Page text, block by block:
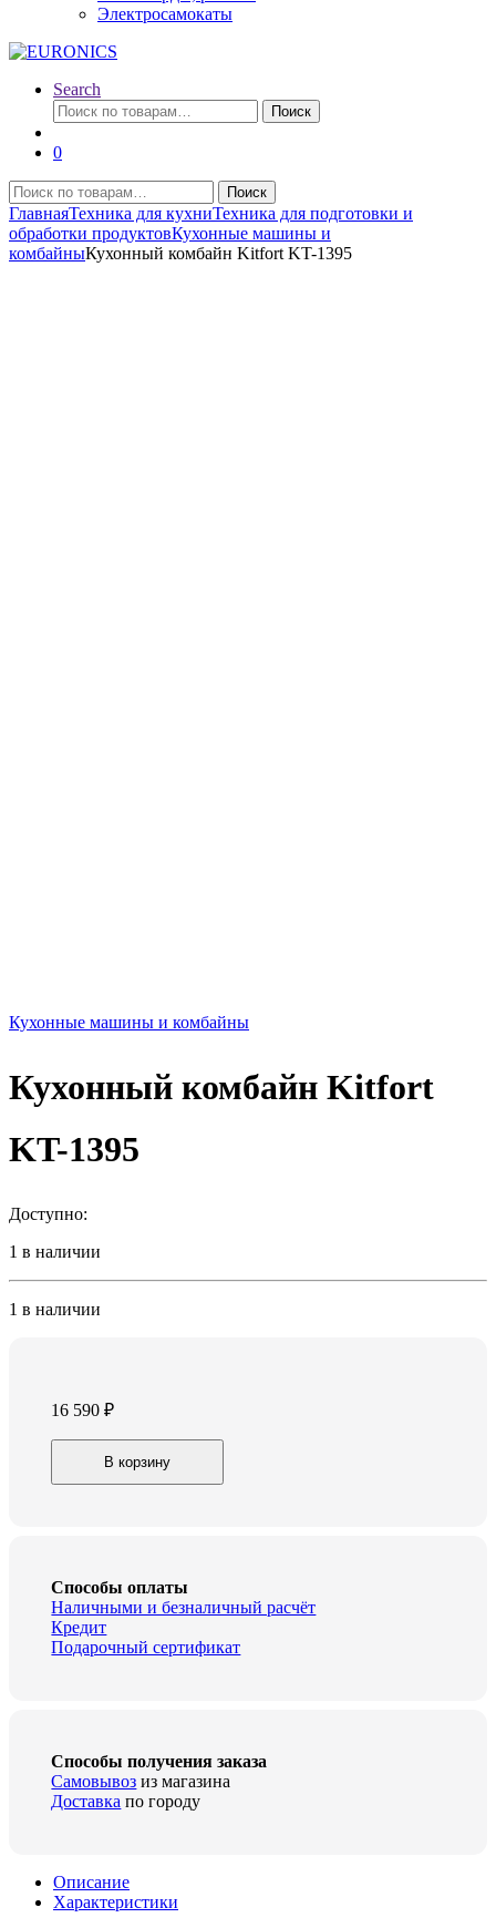
Электросамокаты
Search
Искать:
Поиск
0
Искать:
Поиск
ГлавнаяТехника для кухниТехника для подготовки и
обработки продуктовКухонные машины и
комбайныКухонный комбайн Kitfort KT-1395
Кухонные машины и комбайны
Кухонный комбайн Kitfort
KT-1395
Доступно:
1 в наличии
1 в наличии
16 590₽
Кухонный
комбайн
Kitfort
В корзину
Способы оплаты
Наличными и безналичный расчёт
Кредит
Подарочный сертификат
Способы получения заказа
Самовывоз из магазина
Доставка по городу
Описание
Характеристики